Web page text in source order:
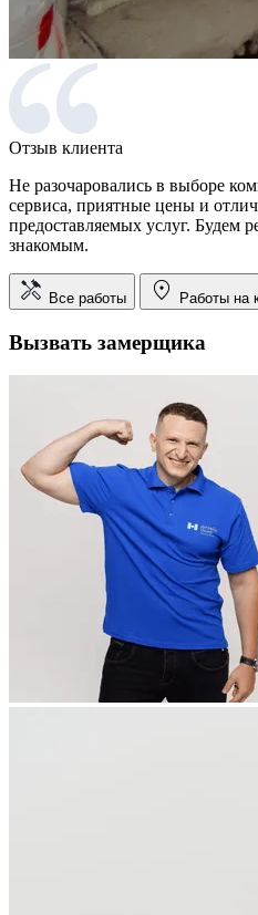
Отзыв клиента
Не разочаровались в выборе
сервиса, приятные цены и
предоставляемых услуг. Будем
знакомым.
Все работы Работы на
Вызвать замерщика